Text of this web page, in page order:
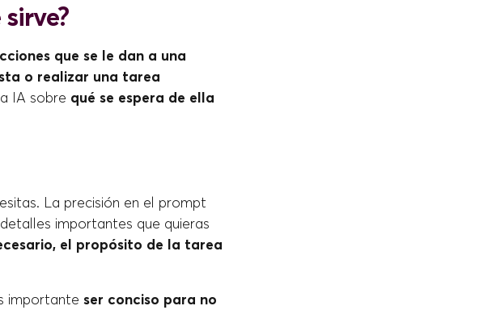
que se le dan a una
o realizar una tarea
IA sobre qué se espera de ella
La precisión en el prompt
importantes que quieras
el propósito de la tarea
importante ser conciso para no